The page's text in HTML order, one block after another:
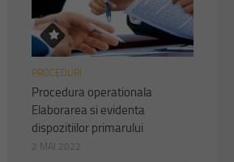
PROCEDURI
Procedura operationala
Elaborarea si evidenta
dispozitiilor primarului
2 MAI 2022